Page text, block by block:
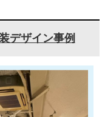
デザイン事例